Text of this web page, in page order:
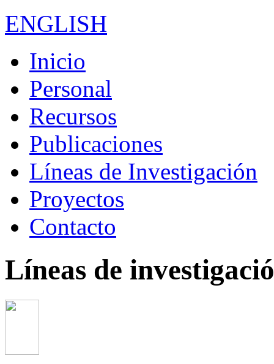
ENGLISH
Inicio
Personal
Recursos
Publicaciones
Líneas de Investigación
Proyectos
Contacto
Líneas de